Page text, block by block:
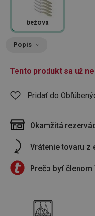
béžová
Popis
Tento produkt sa už
Pridať do
Okamžitá
Vrátenie tovaru z
Prečo byť členom